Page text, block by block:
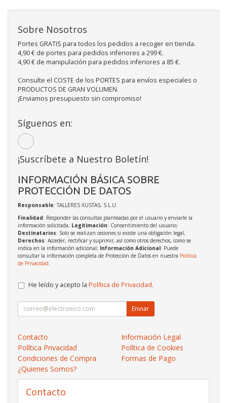
Sobre Nosotros
Portes GRATIS para todos los pedidos a recoger en tienda.
4,90 € de portes para pedidos inferiores a 299 €.
4,90 € de manipulación para pedidos inferiores a 85 €.
Consulte el COSTE de los PORTES para envíos especiales o
PRODUCTOS DE GRAN VOLUMEN.
¡Enviamos presupuesto sin compromiso!
Síguenos en:
¡Suscríbete a Nuestro Boletín!
INFORMACIÓN BÁSICA SOBRE
PROTECCIÓN DE DATOS
Responsable: TALLERES XUSTAS, S.L.U.
Finalidad: Responder las consultas planteadas por el usuario y enviarle la
información solicitada; Legitimación: Consentimiento del usuario;
Destinatarios: Solo se realizan cesiones si existe una obligación legal;
Derechos: Acceder, rectificar y suprimir, así como otros derechos, como se
indica en la información adicional; Información Adicional: Puede
consultar la información completa de Protección de Datos en nuestra Política
de Privacidad
He leído y acepto la Política de Privacidad.
Enviar
Contacto
Información Legal
Política Privacidad
Política de Cookies
Condiciones de Compra
Formas de Pago
¿Quienes Somos?
Contacto